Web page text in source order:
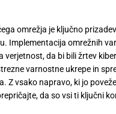
omrežja je ključno
Implementacija omrežnih
verjetnost, da bi bili žrtev
varnostne ukrepe in
Z vsako napravo, ki jo
da so vsi ti ključni